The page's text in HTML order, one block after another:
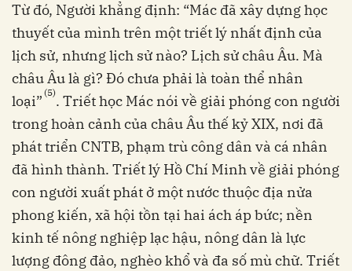
Từ đó, Người khẳng định: “Mác đã xây dựng học
thuyết của mình trên một triết lý nhất định của
lịch sử, nhưng lịch sử nào? Lịch sử châu Âu. Mà
châu Âu là gì? Đó chưa phải là toàn thể nhân
loại” (5). Triết học Mác nói về giải phóng con người
trong hoàn cảnh của châu Âu thế kỷ XIX, nơi đã
phát triển CNTB, phạm trù công dân và cá nhân
đã hình thành. Triết lý Hồ Chí Minh về giải phóng
con người xuất phát ở một nước thuộc địa nửa
phong kiến, xã hội tồn tại hai ách áp bức; nền
kinh tế nông nghiệp lạc hậu, nông dân là lực
lượng đông đảo, nghèo khổ và đa số mù chữ. Triết